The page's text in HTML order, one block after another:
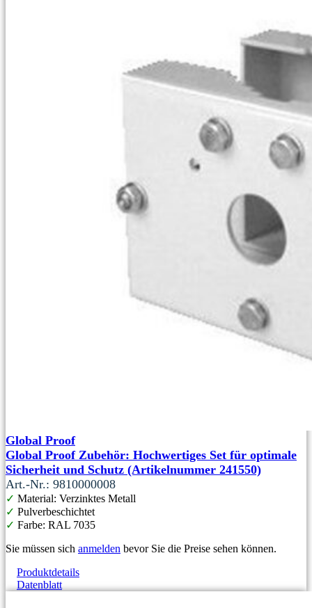
Global Proof
Global Proof Zubehör: Hochwertiges Set für optimale
Sicherheit und Schutz (Artikelnummer 241550)
Art.-Nr.: 9810000008
✓ Material: Verzinktes Metall
✓ Pulverbeschichtet
✓ Farbe: RAL 7035
Sie müssen sich anmelden bevor Sie die Preise sehen können.
Produktdetails
Datenblatt